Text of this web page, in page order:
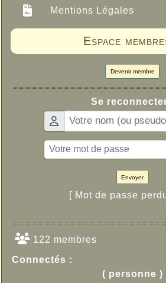
Mentions Légales
Espace
Devenir membre
Se
Envoyer
[ Mot de passe
122 membres
Connectés :
( personne )